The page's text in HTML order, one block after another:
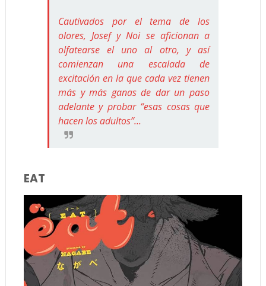
Cautivados por el tema de los
olores, Josef y Noi se aficionan a
olfatearse el uno al otro, y así
comienzan una escalada de
excitación en la que cada vez tienen
más y más ganas de dar un paso
adelante y probar “esas cosas que
hacen los adultos”...
EAT